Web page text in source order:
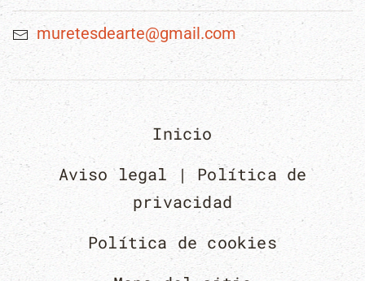
muretesdearte@gmail.com
Inicio
Aviso legal | Política de
privacidad
Política de cookies